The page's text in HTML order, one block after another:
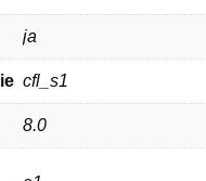
ja
cfl_s1
8.0